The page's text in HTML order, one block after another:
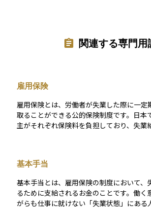
関連する専門用
雇用保険
雇用保険とは、労働者が失業した際に一定
取ることができる公的保険制度です。日本
主がそれぞれ保険料を負担しており、失業
係にあります。雇用の安定を図るとともに
ティネットとして重要な位置を占めていま
基本手当
基本手当とは、雇用保険の制度において、
るために支給されるお金のことです。働く
がらも仕事に就けない「失業状態」にある